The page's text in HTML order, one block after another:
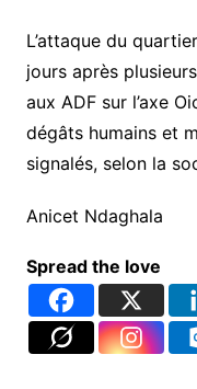
L’attaque du
jours après
aux ADF sur l’axe
dégâts humains et
signalés, selon la
Anicet Ndaghala
Spread the love